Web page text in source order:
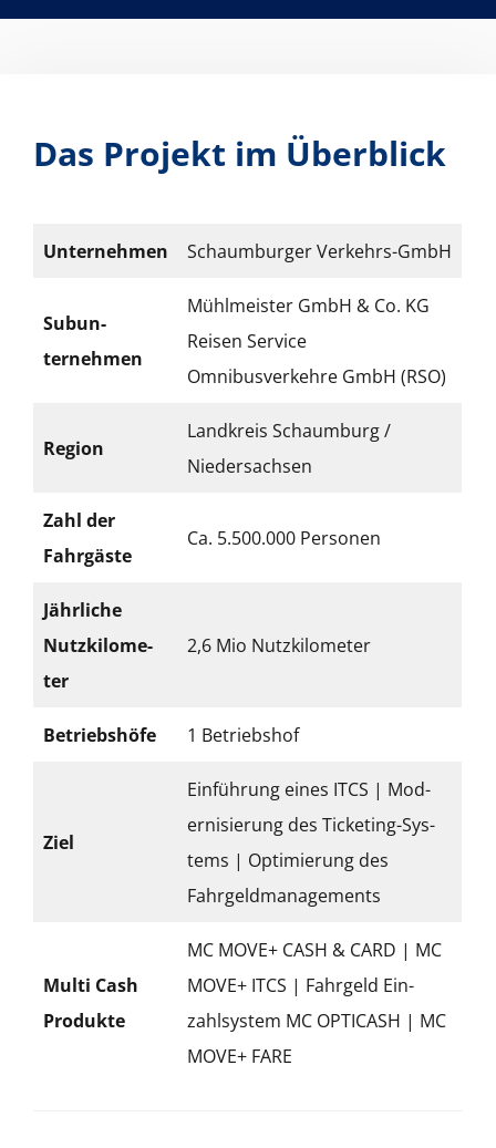
Das Projekt im Überblick
Unternehmen Schaum­burg­er Verkehrs-GmbH
Sub­un­
ternehmen
Mühlmeis­ter GmbH & Co. KG
Reisen Ser­vice
Omnibusverkehre GmbH (RSO)
Region
Land­kreis Schaum­burg /
Nieder­sach­sen
Zahl der
Fahrgäste
Ca. 5.500.000 Per­so­n­en
Jährliche
Nutzk­ilo­me­
ter
2,6 Mio Nutzk­ilo­me­ter
Betrieb­shöfe 1 Betrieb­shof
Ziel
Ein­führung eines ITCS | Mod­
ernisierung des Tick­et­ing-Sys­
tems | Opti­mierung des
Fahrgeld­man­age­ments
Mul­ti Cash
Pro­duk­te
MC MOVE+ CASH & CARD | MC
MOVE+ ITCS | Fahrgeld Ein­
zahlsys­tem MC OPTICASH | MC
MOVE+ FARE